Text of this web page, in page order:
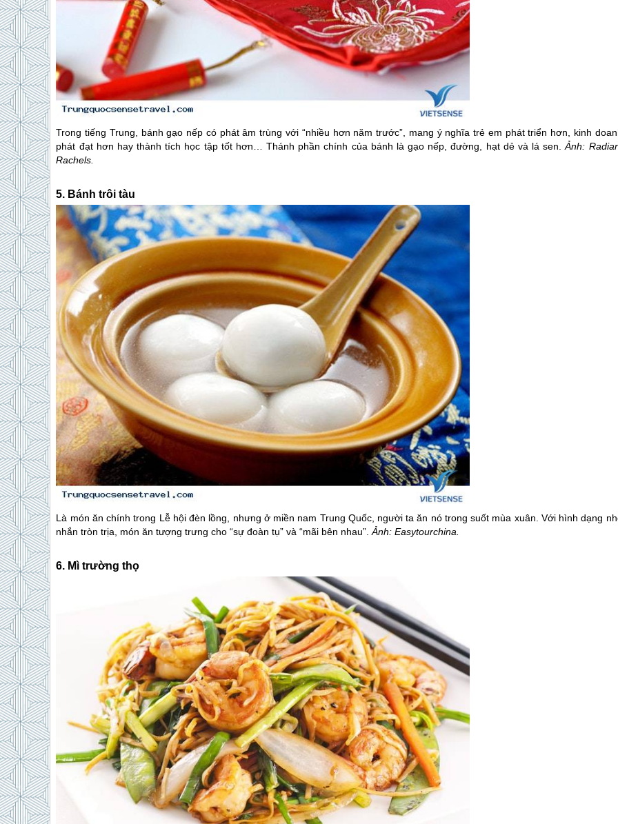
Trong tiếng Trung, bánh gạo nếp có phát âm trùng với “nhiều hơn năm trước”, mang ý nghĩa trẻ em phát triển hơn, kinh
phát đạt hơn hay thành tích học tập tốt hơn… Thánh phần chính của bánh là gạo nếp, đường, hạt dẻ và lá sen.Ảnh:
Rachels.
5. Bánh trôi tàu
Là món ăn chính trong Lễ hội đèn lồng, nhưng ở miền nam Trung Quốc, người ta ăn nó trong suốt mùa xuân. Với hình dạng
nhắn tròn trịa, món ăn tượng trưng cho “sự đoàn tụ” và “mãi bên nhau”.Ảnh: Easytourchina.
6. Mì trường thọ